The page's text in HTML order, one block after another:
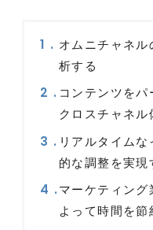
オムニチャネ
析する
コンテンツをパ
クロスチャネル
リアルタイム
的な調整を実現
マーケティング
よって時間を節